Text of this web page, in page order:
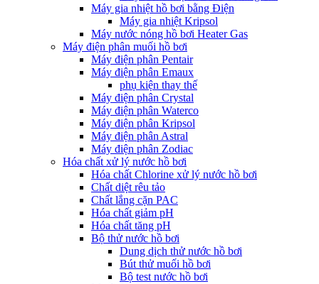
Máy gia nhiệt hồ bơi bằng Điện
Máy gia nhiệt Kripsol
Máy nước nóng hồ bơi Heater Gas
Máy điện phân muối hồ bơi
Máy điện phân Pentair
Máy điện phân Emaux
phụ kiện thay thế
Máy điện phân Crystal
Máy điện phân Waterco
Máy điện phân Kripsol
Máy điện phân Astral
Máy điện phân Zodiac
Hóa chất xử lý nước hồ bơi
Hóa chất Chlorine xử lý nước hồ bơi
Chất diệt rêu tảo
Chất lắng cặn PAC
Hóa chất giảm pH
Hóa chất tăng pH
Bộ thử nước hồ bơi
Dung dịch thử nước hồ bơi
Bút thử muối hồ bơi
Bộ test nước hồ bơi